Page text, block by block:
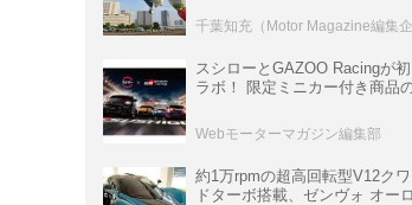
室などのコンテンツも
スシローとGAZOO Racingが初
ラボ！ 限定ミニカー付き商品
ト体験があたる抽選企画などを
開
Webモーターマガジン編集部
約1万rpmの超高回転型V12クワ
ドターボ搭載、ゼンヴォ オーロ